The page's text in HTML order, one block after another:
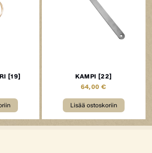
[19]
KAMPI [22]
64,00€
Lisää ostoskoriin